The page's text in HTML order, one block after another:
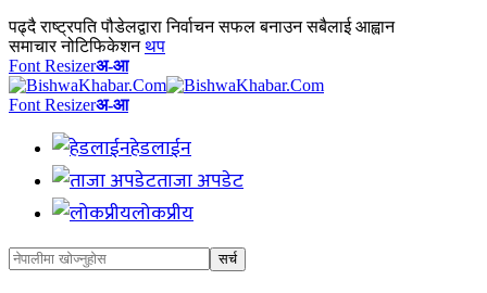
पढ्दै राष्ट्रपति पौडेलद्वारा निर्वाचन सफल बनाउन सबैलाई आह्वान
समाचार नोटिफिकेशन थप
Font Resizerअ-आ
Font Resizerअ-आ
हेडलाईन
ताजा अपडेट
लोकप्रीय